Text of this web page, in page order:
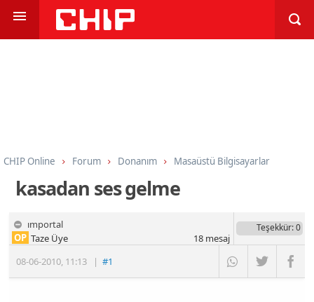
CHIP Online Forum Donanım Masaüstü Bilgisayarlar
kasadan ses gelme
ımportal
08-06-2010, 11:13 |#1
OP Taze Üye
Teşekkür: 0
18mesaj